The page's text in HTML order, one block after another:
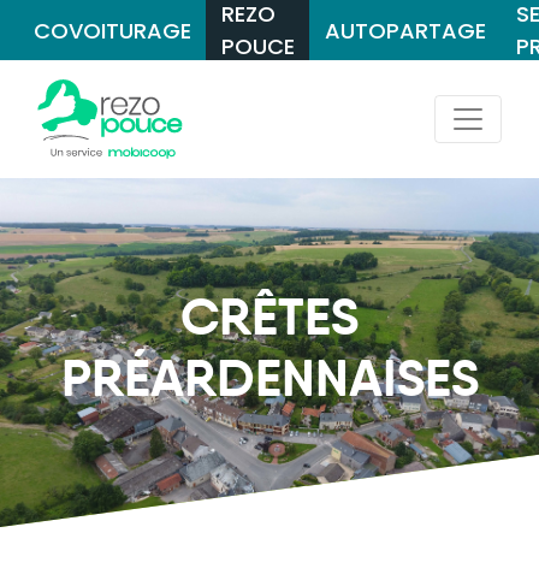
COVOITURAGE
REZO
POUCE
AUTOPARTAGE
CRÊTES
PRÉARDENNAISES